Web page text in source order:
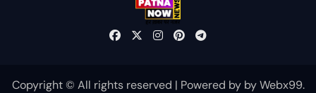
Copyright © All rights reserved | Powered by byWebx99.